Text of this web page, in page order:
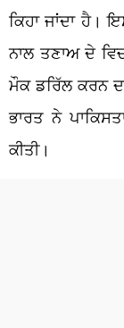
ਕਿਹਾ ਜਾਂਦਾ ਹੈ।
ਨਾਲ ਤਣਾਅ ਦੇ
ਮੌਕ ਡਰਿੱਲ ਕਰਨ
ਭਾਰਤ ਨੇ
ਕੀਤੀ।